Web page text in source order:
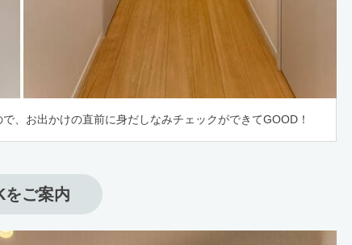
、お出かけの直前に身だしなみチェックができてGOOD！
をご案内